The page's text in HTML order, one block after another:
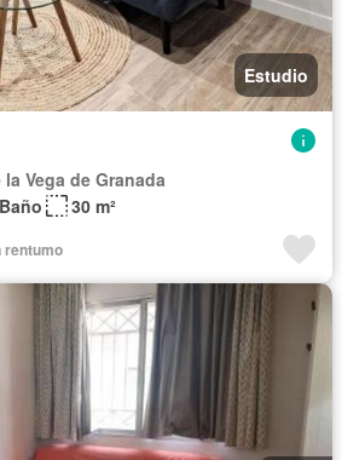
Estudio
Vega de Granada
30 m²
rentumo